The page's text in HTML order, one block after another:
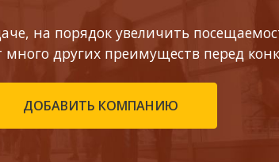
на порядок увеличить
много других преимуществ перед
ДОБАВИТЬ КОМПАНИЮ